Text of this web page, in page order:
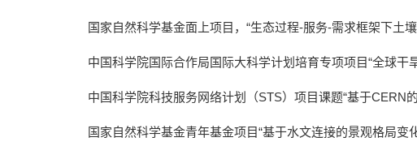
国家自然科学基金面上项目，“生态过程-服务-需求框架下土
中国科学院国际合作局国际大科学计划培育专项项目“全球干
中国科学院科技服务网络计划（STS）项目课题“基于CERN
国家自然科学基金青年基金项目“基于水文连接的景观格局变